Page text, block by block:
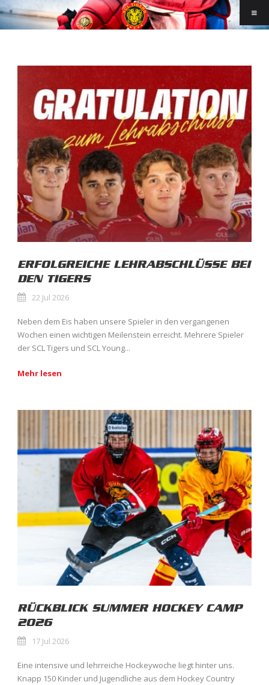
ERFOLGREICHE LEHRABSCHLÜSSE BEI
DEN TIGERS
22 Jul 2026
Neben dem Eis haben unsere Spieler in den vergangenen
Wochen einen wichtigen Meilenstein erreicht. Mehrere Spieler
der SCL Tigers und SCL Young...
Mehr lesen
RÜCKBLICK SUMMER HOCKEY CAMP
2026
17 Jul 2026
Eine intensive und lehrreiche Hockeywoche liegt hinter uns.
Knapp 150 Kinder und Jugendliche aus dem Hockey Country